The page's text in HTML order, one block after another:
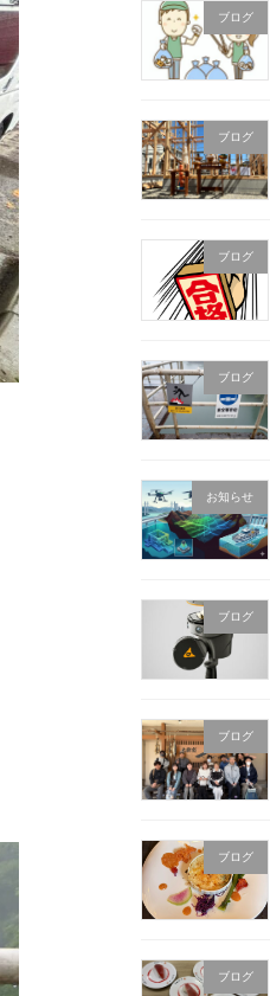
ブログ
ブログ
ブログ
ブログ
お知らせ
ブログ
ブログ
ブログ
ブログ